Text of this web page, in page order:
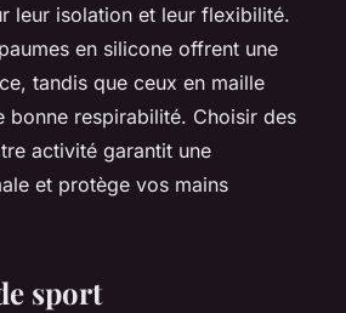
leur isolation et leur flexibilité.
en silicone offrent une
tandis que ceux en maille
bonne respirabilité. Choisir des
activité garantit une
et protège vos mains
sport